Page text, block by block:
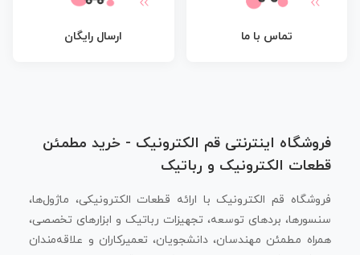
تماس با ما ارسال رایگان
فروشگاه اینترنتی قم الکترونیک - خرید مطمئن
قطعات الکترونیک و رباتیک
فروشگاه قم الکترونیک با ارائه قطعات الکترونیکی، ماژول‌ها،
سنسورها، بردهای توسعه، تجهیزات رباتیک و ابزارهای تخصصی،
همراه مطمئن مهندسان، دانشجویان، تعمیرکاران و علاقه‌مندان